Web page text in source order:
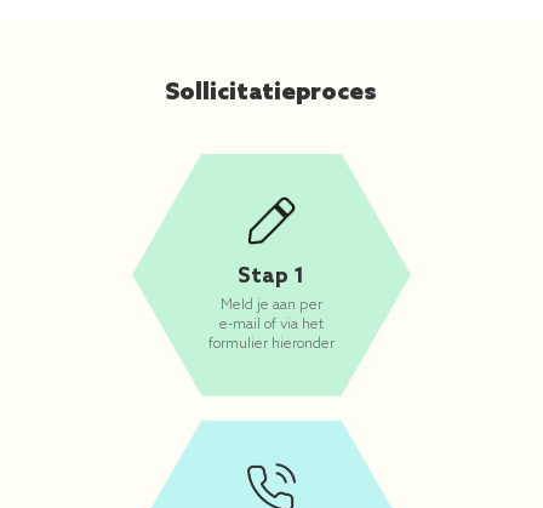
Sollicitatieproces
Stap 1
Meld je aan per
e-mail of via het
formulier hieronder